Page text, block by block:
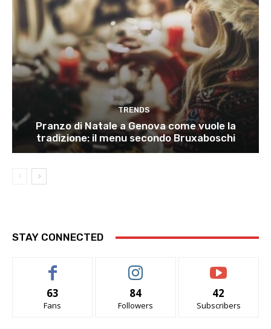
TRENDS
Pranzo di Natale a Genova come vuole la
tradizione: il menu secondo Bruxaboschi
STAY CONNECTED
63
Fans
84
Followers
42
Subscribers